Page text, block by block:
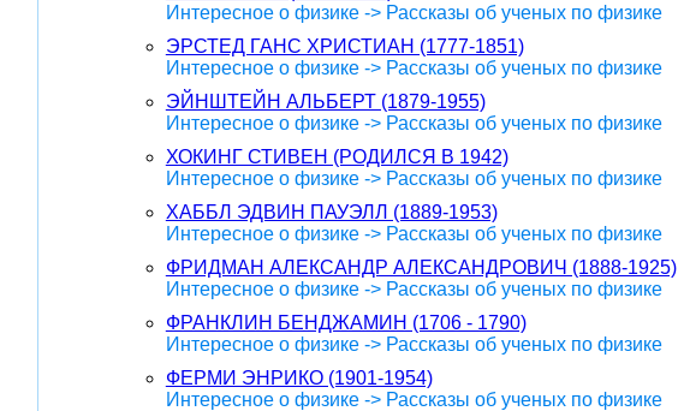
Интересное о физике -> Рассказы об ученых по физике
ЭРСТЕД ГАНС ХРИСТИАН (1777-1851)
Интересное о физике -> Рассказы об ученых по физике
ЭЙНШТЕЙН АЛЬБЕРТ (1879-1955)
Интересное о физике -> Рассказы об ученых по физике
ХОКИНГ СТИВЕН (РОДИЛСЯ В 1942)
Интересное о физике -> Рассказы об ученых по физике
ХАББЛ ЭДВИН ПАУЭЛЛ (1889-1953)
Интересное о физике -> Рассказы об ученых по физике
ФРИДМАН АЛЕКСАНДР АЛЕКСАНДРОВИЧ (1888-1925)
Интересное о физике -> Рассказы об ученых по физике
ФРАНКЛИН БЕНДЖАМИН (1706 - 1790)
Интересное о физике -> Рассказы об ученых по физике
ФЕРМИ ЭНРИКО (1901-1954)
Интересное о физике -> Рассказы об ученых по физике